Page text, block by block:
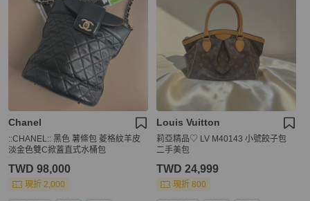
Chanel
::CHANEL:: 黑色 薯條包 菱格紋羊皮
淡金色雙C掀蓋直式水桶包
TWD 98,000
現折 2,000
Louis Vuitton
莉亞精品♡ LV M40143 小號餃子包
二手美包
TWD 24,999
現折 800